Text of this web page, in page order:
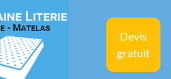
Devis
gratuit